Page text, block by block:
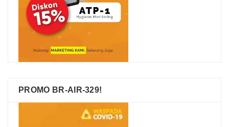
PROMO BR-AIR-329!